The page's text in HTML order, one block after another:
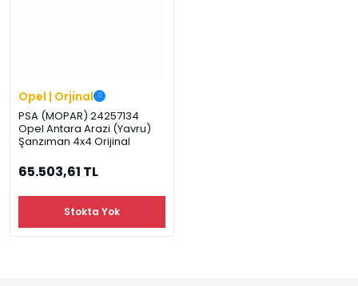
Yeni Hesap
Oluştur
CİTROEN
D
DS
›
M
MOTOR
YAĞI
›
Ş
›
A
›
Opel | Orjinal
PSA (MOPAR) 24257134
Opel Antara Arazi (Yavru)
Şanzıman 4x4 Orijinal
65.503,61 TL
Stokta Yok